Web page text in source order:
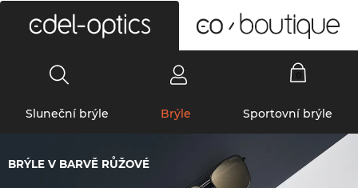
Sluneční brýle Brýle Sportovní brýle
BRÝLE V BARVĚ RŮŽOVÉ